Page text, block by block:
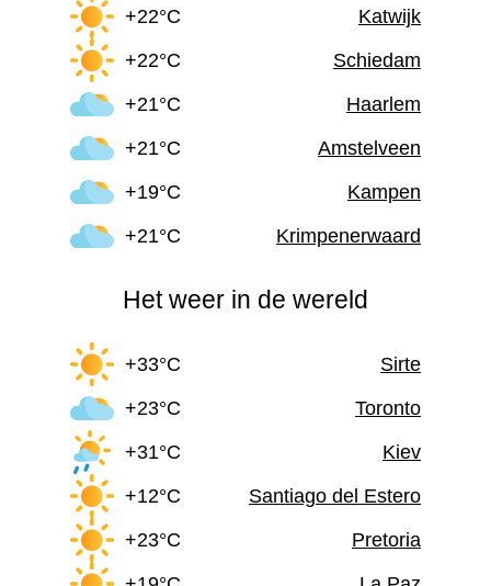
+22°C
Katwijk
+22°C
Schiedam
+21°C
Haarlem
+21°C
Amstelveen
+19°C
Kampen
+21°C
Krimpenerwaard
Het weer in de wereld
+33°C
Sirte
+23°C
Toronto
+31°C
Kiev
+12°C
Santiago del Estero
+23°C
Pretoria